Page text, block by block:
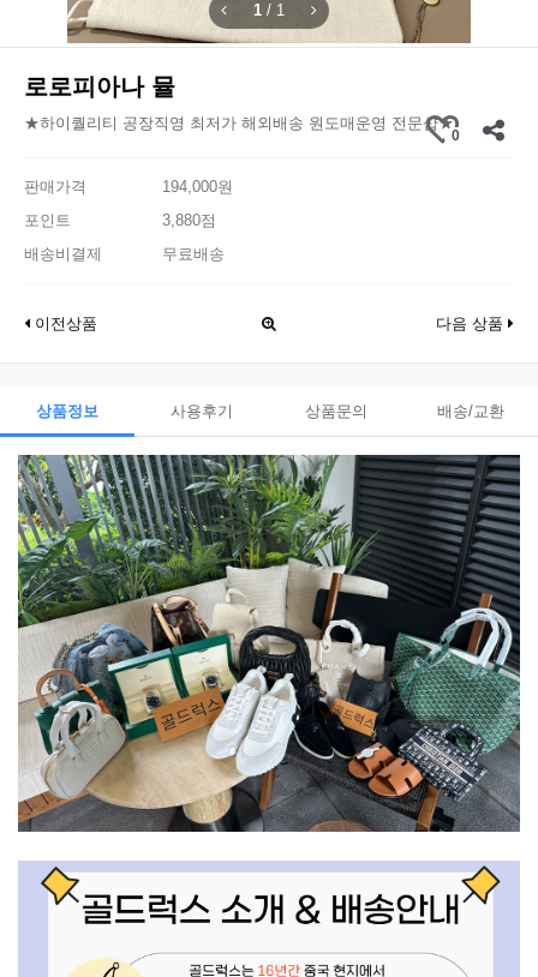
1 / 1
로로피아나 뮬
★하이퀄리티 공장직영 최저가 해외배송 원도매운영 전문샵★
0
판매가격
194,000원
포인트
3,880점
배송비결제
무료배송
이전상품 다음 상품
상품정보 사용후기 상품문의 배송/교환